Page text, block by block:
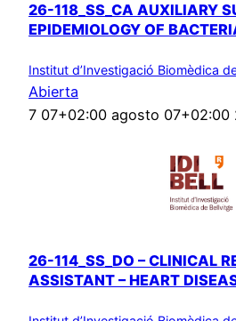
26-118_SS_CA AUXILIARY
EPIDEMIOLOGY OF
Institut d’Investigació Biomèdica
Abierta
7 07+02:00 agosto 07+02:00
26-114_SS_DO – CLINICAL
ASSISTANT – HEART